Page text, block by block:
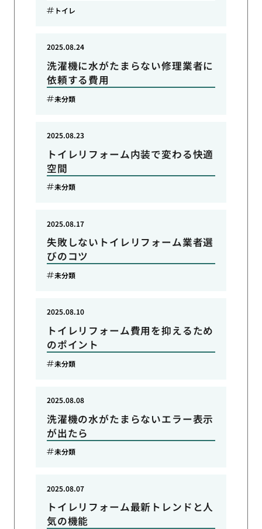
トイレ
洗濯機に水がたまらない修理業者に
依頼する費用
2025.08.24
未分類
トイレリフォーム内装で変わる快適
空間
2025.08.23
未分類
失敗しないトイレリフォーム業者選
びのコツ
2025.08.17
未分類
トイレリフォーム費用を抑えるため
のポイント
2025.08.10
未分類
洗濯機の水がたまらないエラー表示
が出たら
2025.08.08
未分類
トイレリフォーム最新トレンドと人
気の機能
2025.08.07